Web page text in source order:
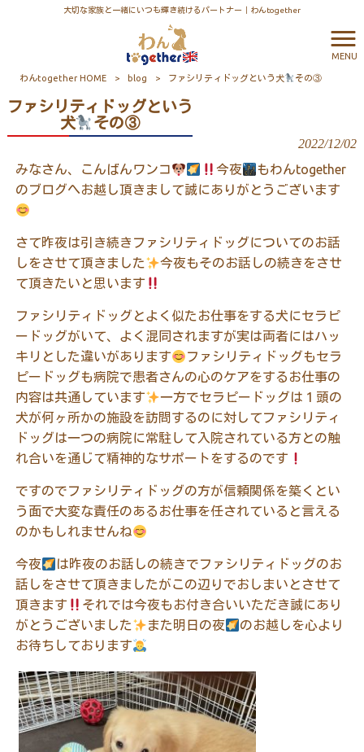
大切な家族と一緒にいつも輝き続けるパートナー｜わんtogether
MENU
わんtogether HOME > blog > ファシリティドッグという犬 その③
ファシリティドッグという
犬
その③
2022/12/02
みなさん、こんばんワンコ 今夜 もわんtogether
のブログへお越し頂きまして誠にありがとうございます
さて昨夜は引き続きファシリティドッグについてのお話
しをさせて頂きました
今夜もそのお話しの続きをさせ
て頂きたいと思います
ファシリティドッグとよく似たお仕事をする犬にセラピ
ードッグがいて、よく混同されますが実は両者にはハッ
キリとした違いがあります
ファシリティドッグもセラ
ピードッグも病院で患者さんの心のケアをするお仕事の
内容は共通しています
一方でセラピードッグは１頭の
犬が何ヶ所かの施設を訪問するのに対してファシリティ
ドッグは一つの病院に常駐して入院されている方との触
れ合いを通じて精神的なサポートをするのです
ですのでファシリティドッグの方が信頼関係を築くとい
う面で大変な責任のあるお仕事を任されていると言える
のかもしれませんね
今夜
は昨夜のお話しの続きでファシリティドッグのお
話しをさせて頂きましたがこの辺りでおしまいとさせて
頂きます
それでは今夜もお付き合いいただき誠にあり
がとうございました
また明日の夜
のお越しを心より
お待ちしております